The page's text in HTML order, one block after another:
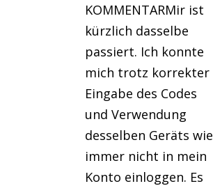
KOMMENTARMir ist
kürzlich dasselbe
passiert. Ich konnte
mich trotz korrekter
Eingabe des Codes
und Verwendung
desselben Geräts wie
immer nicht in mein
Konto einloggen. Es